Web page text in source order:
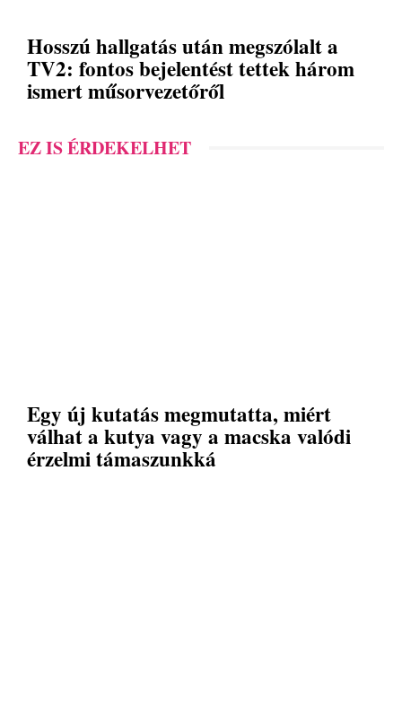
Hosszú hallgatás után megszólalt a
TV2: fontos bejelentést tettek három
ismert műsorvezetőről
EZ IS ÉRDEKELHET
Egy új kutatás megmutatta, miért
válhat a kutya vagy a macska valódi
érzelmi támaszunkká